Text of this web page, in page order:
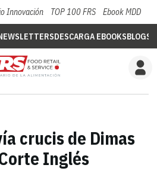
Innovación TOP 100 FRS Ebook MDD
DESCARGA EBOOKSBLOGS
crucis de Dimas
Inglés